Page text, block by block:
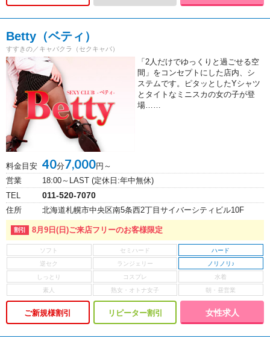
Betty（ベティ）
すすきの／キャバクラ（セクキャバ）
「2人だけでゆっくりと過ごせる空
間」をコンセプトにした店内、シ
ステムです。ピタッとしたYシャツ
とタイトなミニスカの女の子が登
場……
料金目安 40分7,000円～
営業
18:00～LAST (定休日:年中無休)
TEL
011-520-7070
住所 北海道札幌市中央区南5条西2丁目サイバーシティビル10F
8月9日(日)ご来店フリーのお客様限定
ハード
ノリノリ♪
ご新規様割引 リピーター割引 女性求人